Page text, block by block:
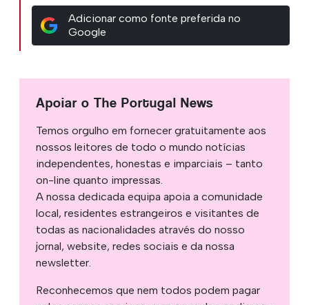
Adicionar como fonte preferida no
Google
Apoiar o The Portugal News
Temos orgulho em fornecer gratuitamente aos
nossos leitores de todo o mundo notícias
independentes, honestas e imparciais – tanto
on-line quanto impressas.
A nossa dedicada equipa apoia a comunidade
local, residentes estrangeiros e visitantes de
todas as nacionalidades através do nosso
jornal, website, redes sociais e da nossa
newsletter.
Reconhecemos que nem todos podem pagar